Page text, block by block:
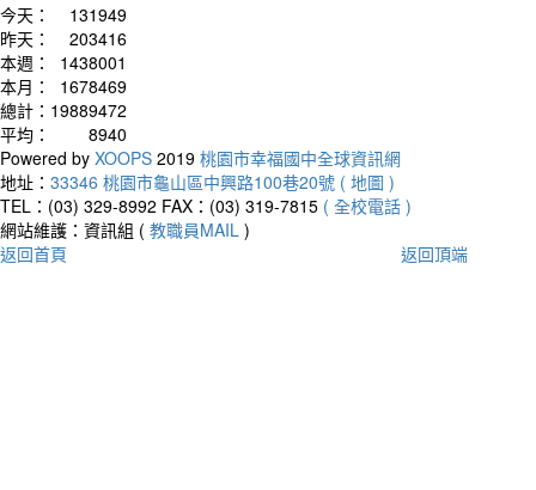
今天：
131949
昨天：
203416
本週：
1438001
本月：
1678469
總計： 19889472
平均：
8940
Powered by XOOPS 2019 桃園市幸福國中全球資訊網
地址： 33346 桃園市龜山區中興路100巷20號 ( 地圖 )
TEL：(03) 329-8992 FAX：(03) 319-7815 ( 全校電話 )
網站維護：資訊組 ( 教職員MAIL )
返回首頁
返回頂端